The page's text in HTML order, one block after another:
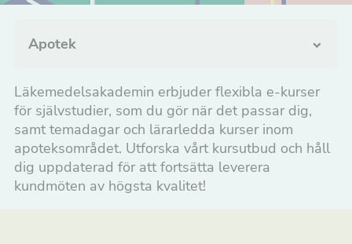
Apotek
Kliniska studier
Tillverkning, kvalitetssäkring och
distribution
Regulatory Affairs
Läkemedelsakademin erbjuder flexibla e-kurser
för självstudier, som du gör när det passar dig,
samt temadagar och lärarledda kurser inom
apoteksområdet. Utforska vårt kursutbud och håll
dig uppdaterad för att fortsätta leverera
kundmöten av högsta kvalitet!